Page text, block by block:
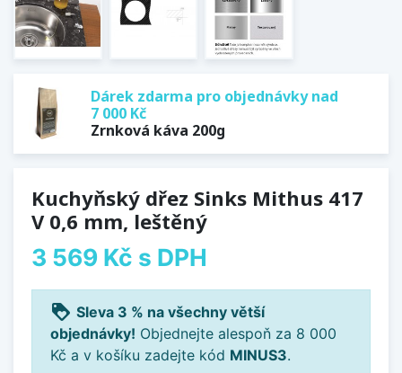
Dárek zdarma pro objednávky nad
7 000 Kč
Zrnková káva 200g
Kuchyňský dřez Sinks Mithus 417
V 0,6 mm, leštěný
3 569 Kč s DPH
loyalty Sleva 3 % na všechny větší
objednávky! Objednejte alespoň za 8 000
Kč a v košíku zadejte kód MINUS3.